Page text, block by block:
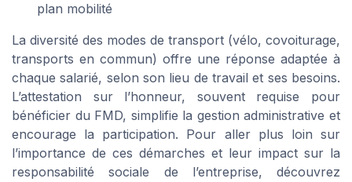
plan mobilité
La diversité des modes de transport (vélo, covoiturage,
transports en commun) offre une réponse adaptée à
chaque salarié, selon son lieu de travail et ses besoins.
L’attestation sur l’honneur, souvent requise pour
bénéficier du FMD, simplifie la gestion administrative et
encourage la participation. Pour aller plus loin sur
l’importance de ces démarches et leur impact sur la
responsabilité sociale de l’entreprise, découvrez